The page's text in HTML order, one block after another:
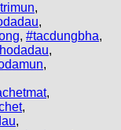
,
,
, #tacdungbha,
,
,
,
,
,